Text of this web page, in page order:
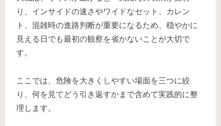
り、インサイドの速さやワイドなセット、カレン
ト、混雑時の進路判断が重要になるため、穏やかに
見える日でも最初の観察を省かないことが大切で
す。
ここでは、危険を大きくしやすい場面を三つに絞
り、何を見てどう引き返すかまで含めて実践的に整
理します。